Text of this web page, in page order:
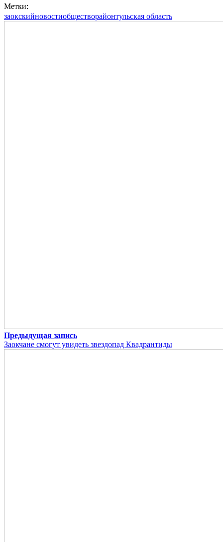
Метки:
заокскийновостиобществорайонтульская область
Предыдущая запись
Заокчане смогут увидеть звездопад Квадрантиды